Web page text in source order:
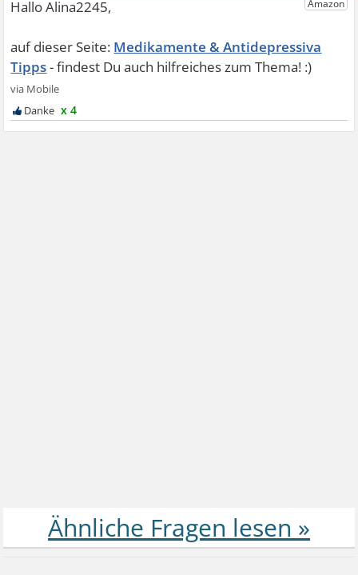
Medikamente & Antidepressiva
Tipps
x 4